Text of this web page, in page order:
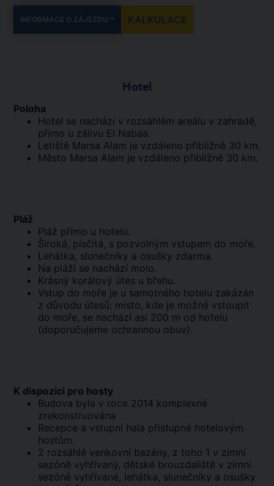
INFORMACE O ZÁJEZDU KALKULACE
Hotel
Poloha
Hotel se nachází v rozsáhlém areálu v zahradě,
přímo u zálivu El Nabaa.
Letiště Marsa Alam je vzdáleno přibližně 30 km.
Město Marsa Alam je vzdáleno přibližně 30 km.
Pláž
Pláž přímo u hotelu.
Široká, písčitá, s pozvolným vstupem do moře.
Lehátka, slunečníky a osušky zdarma.
Na pláži se nachází molo.
Krásný korálový útes u břehu.
Vstup do moře je u samotného hotelu zakázán
z důvodu útesů; místo, kde je možné vstoupit
do moře, se nachází asi 200 m od hotelu
(doporučujeme ochrannou obuv).
K dispozici pro hosty
Budova byla v roce 2014 komplexně
zrekonstruována
Recepce a vstupní hala přístupné hotelovým
hostům.
2 rozsáhlé venkovní bazény, z toho 1 v zimní
sezóně vyhřívaný, dětské brouzdaliště v zimní
sezóně vyhřívané, lehátka, slunečníky a osušky